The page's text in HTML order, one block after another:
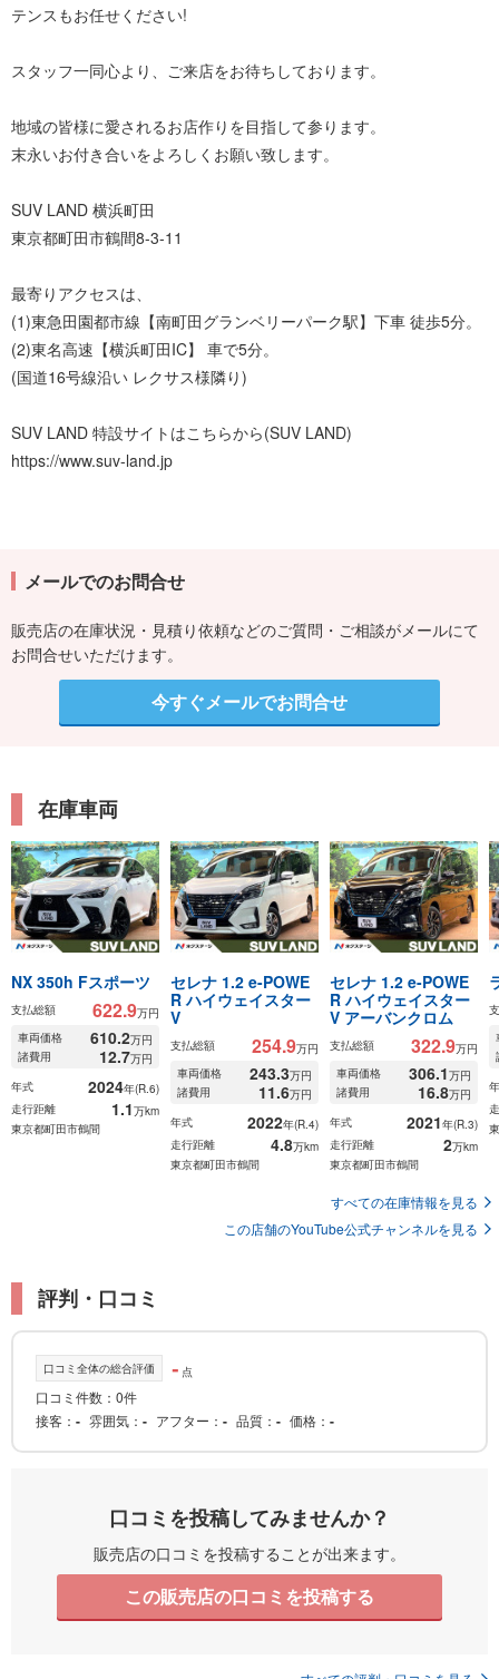
テンスもお任せください!
スタッフ一同心より、ご来店をお待ちしております。
地域の皆様に愛されるお店作りを目指して参ります。
末永いお付き合いをよろしくお願い致します。
SUV LAND 横浜町田
東京都町田市鶴間8-3-11
最寄りアクセスは、
(1)東急田園都市線【南町田グランベリーパーク駅】下車 徒歩5分。
(2)東名高速【横浜町田IC】 車で5分。
(国道16号線沿い レクサス様隣り)
SUV LAND 特設サイトはこちらから(SUV LAND)
https://www.suv-land.jp
メールでのお問合せ
販売店の在庫状況・見積り依頼などのご質問・ご相談がメールにて
お問合せいただけます。
今すぐメールでお問合せ
在庫車両
NX 350h Fスポーツ
支払総額 622.9万円
車両価格
610.2万円
諸費用
12.7万円
年式
2024年(R.6)
走行距離
1.1万km
東京都町田市鶴間
セレナ 1.2 e-POWE
R ハイウェイスター
V
支払総額 254.9万円
車両価格
243.3万円
諸費用
11.6万円
年式
2022年(R.4)
走行距離
4.8万km
東京都町田市鶴間
セレナ 1.2 e-POWE
R ハイウェイスター
V アーバンクロム
支払総額 322.9万円
車両価格
306.1万円
諸費用
16.8万円
年式
2021年(R.3)
走行距離
2万km
東京都町田市鶴間
すべての在庫情報を見る
この店舗のYouTube公式チャンネルを見る
評判・口コミ
口コミ全体の総合評価 - 点
口コミ件数：0件
接客
- 雰囲気 - アフター - 品質 - 価格 -
口コミを投稿してみませんか？
販売店の口コミを投稿することが出来ます。
この販売店の口コミを投稿する